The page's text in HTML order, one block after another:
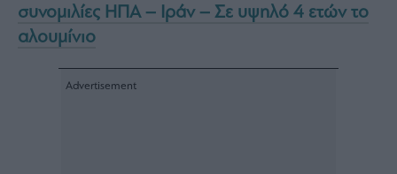
συνομιλίες ΗΠΑ – Ιράν – Σε υψηλό 4 ετών το
αλουμίνιο